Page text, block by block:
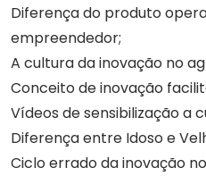
Diferença do produto
empreendedor;
A cultura da inovação no
Conceito de inovação
Vídeos de sensibilização a
Diferença entre Idoso e
Ciclo errado da inovação